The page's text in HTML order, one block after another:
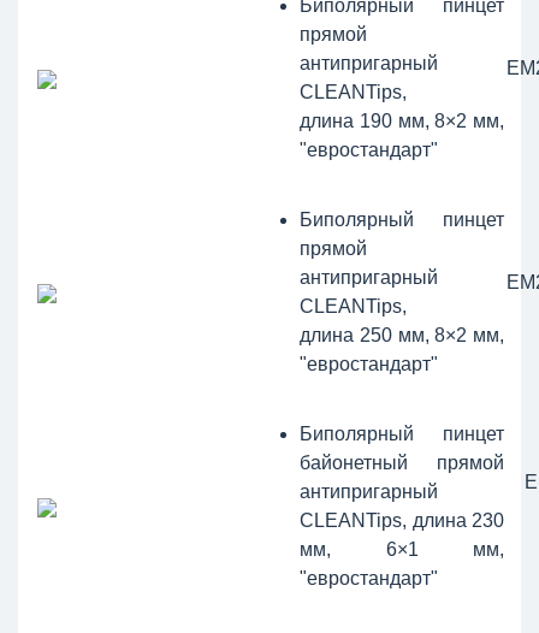
Биполярный пинцет
прямой
антипригарный
CLEANTips,
длина 190 мм, 8×2 мм,
"евростандарт"
Биполярный пинцет
прямой
антипригарный
CLEANTips,
длина 250 мм, 8×2 мм,
"евростандарт"
Биполярный пинцет
байонетный прямой
антипригарный
CLEANTips, длина 230
мм, 6×1 мм,
"евростандарт"